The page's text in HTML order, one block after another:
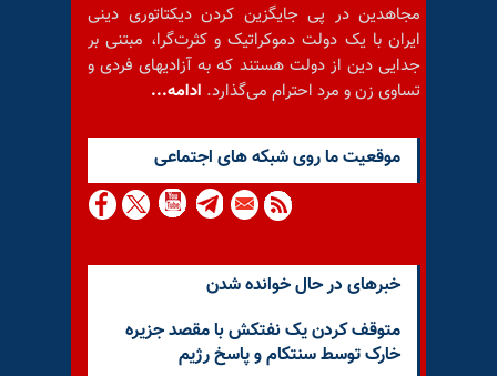
مجاهدین در پی جایگزین کردن دیکتاتوری دینی
ایران با یک دولت دموکراتیک و کثرت‌گرا، مبتنی بر
جدایی دین از دولت هستند که به آزادیهای فردی و
تساوی زن و مرد احترام می‌گذارد. ادامه...
موقعيت ما روى شبكه هاى اجتماعى
خبرهای در حال خوانده شدن
متوقف کردن یک نفتکش با مقصد جزیره
خارک توسط سنتکام و پاسخ رژیم